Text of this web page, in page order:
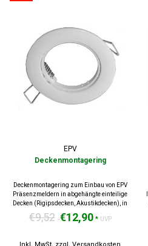
EPV
Deckenmontagering
Deckenmontagering zum Einbau von EPV
Präsenzmeldern in abgehängte einteilige
Decken (Rigipsdecken, Akustikdecken), in
denen der Standard Befestigungsclip nicht
eingesetzt werden kann.
€9,52 €12,90 * UVP